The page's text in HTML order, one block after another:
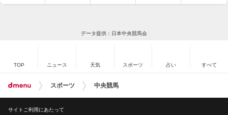
データ提供：日本中央競馬会
TOP ニュース 天気 スポーツ 占い すべて
スポーツ 中央競馬
サイトご利用にあたって